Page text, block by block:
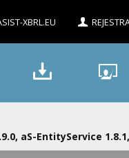
XBRL.EU
aS-EntityService